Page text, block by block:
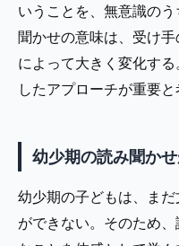
いうことを、無意識の
聞かせの意味は、受け
によって大きく変化す
したアプローチが重要と
幼少期の読み聞か
幼少期の子どもは、ま
ができない。そのため